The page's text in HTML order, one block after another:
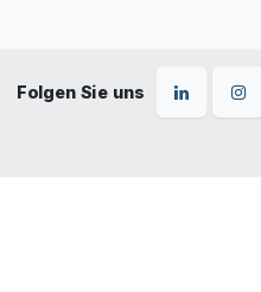
Folgen Sie uns